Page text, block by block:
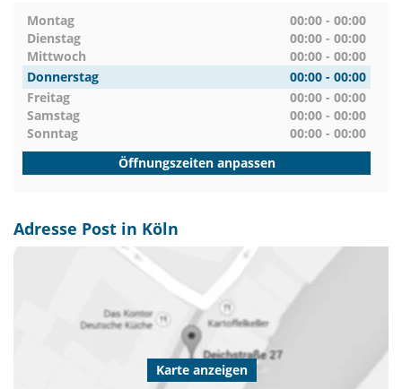
Montag
00:00 - 00:00
Dienstag
00:00 - 00:00
Mittwoch
00:00 - 00:00
Donnerstag
00:00 - 00:00
Freitag
00:00 - 00:00
Samstag
00:00 - 00:00
Sonntag
00:00 - 00:00
Öffnungszeiten anpassen
Adresse Post in Köln
Karte anzeigen